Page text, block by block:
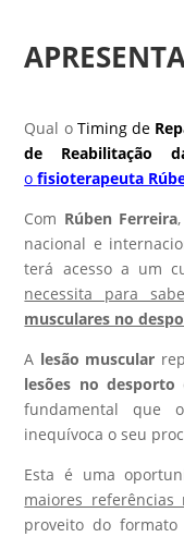
Qual o Timing de
de Reabilitação
ofisioterapeuta
Com Rúben Ferreira
nacional e
terá acesso a um
necessita para
musculares no
A lesão muscular
lesões no desporto
fundamental que
inequívoca o seu
Esta é uma
maiores referências
proveito do formato